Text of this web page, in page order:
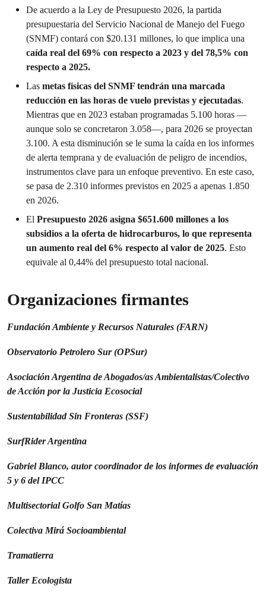
De acuerdo a la Ley de Presupuesto 2026, la partida
presupuestaria del Servicio Nacional de Manejo del Fuego
(SNMF) contará con $20.131 millones, lo que implica una
caída real del 69% con respecto a 2023 y del 78,5% con
respecto a 2025.
Las metas físicas del SNMF tendrán una marcada
reducción en las horas de vuelo previstas y ejecutadas.
Mientras que en 2023 estaban programadas 5.100 horas —
aunque solo se concretaron 3.058—, para 2026 se proyectan
3.100. A esta disminución se le suma la caída en los informes
de alerta temprana y de evaluación de peligro de incendios,
instrumentos clave para un enfoque preventivo. En este caso,
se pasa de 2.310 informes previstos en 2025 a apenas 1.850
en 2026.
El Presupuesto 2026 asigna $651.600 millones a los
subsidios a la oferta de hidrocarburos, lo que representa
un aumento real del 6% respecto al valor de 2025. Esto
equivale al 0,44% del presupuesto total nacional.
Organizaciones firmantes
Fundación Ambiente y Recursos Naturales (FARN)
Observatorio Petrolero Sur (OPSur)
Asociación Argentina de Abogados/as Ambientalistas/Colectivo
de Acción por la Justicia Ecosocial
Sustentabilidad Sin Fronteras (SSF)
SurfRider Argentina
Gabriel Blanco, autor coordinador de los informes de evaluación
5 y 6 del IPCC
Multisectorial Golfo San Matías
Colectiva Mirá Socioambiental
Tramatierra
Taller Ecologista